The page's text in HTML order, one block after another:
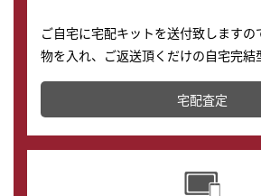
ご自宅に宅配キットを送付致しますの
物を入れ、ご返送頂くだけの自宅完結
テムです。
配送でも簡単&安全に査定・買取に出
す。
宅配査定